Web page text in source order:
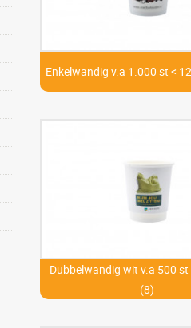
Enkelwandig v.a 1.000 st <
Dubbelwandig wit v.a 500 st
(8)